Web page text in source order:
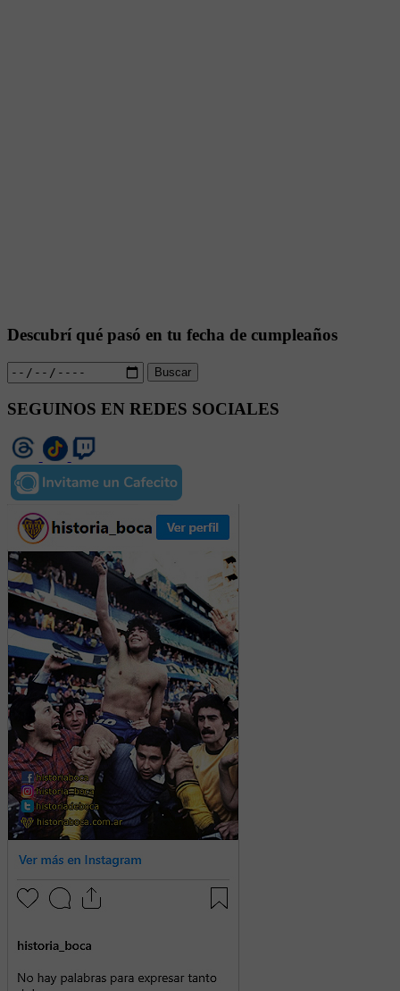
Descubrí qué pasó en tu fecha de cumpleaños
Buscar
SEGUINOS EN REDES SOCIALES